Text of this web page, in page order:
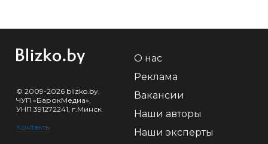
© 2009-2026 blizko.by,
ЧУП «БарокМедиа»,
УНП 391272241, г.Минск
Контакты
О нас
Реклама
Вакансии
Наши авторы
Наши эксперты